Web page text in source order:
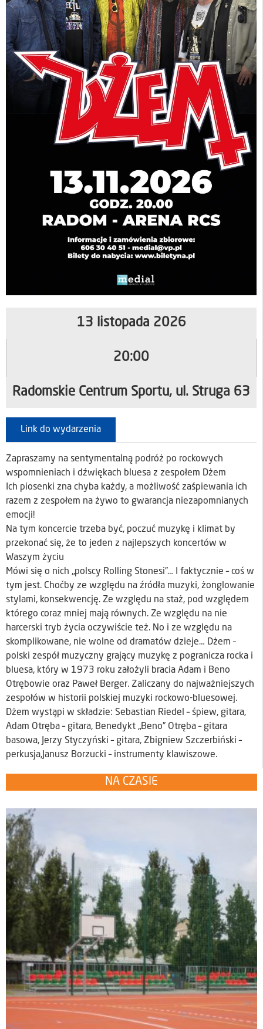
13 listopada 2026
20:00
Radomskie Centrum Sportu, ul. Struga 63
Link do wydarzenia
Zapraszamy na sentymentalną podróż po rockowych
wspomnieniach i dźwiękach bluesa z zespołem Dżem
Ich piosenki zna chyba każdy, a możliwość zaśpiewania ich
razem z zespołem na żywo to gwarancja niezapomnianych
emocji!
Na tym koncercie trzeba być, poczuć muzykę i klimat by
przekonać się, że to jeden z najlepszych koncertów w
Waszym życiu
Mówi się o nich „polscy Rolling Stonesi”… I faktycznie – coś w
tym jest. Choćby ze względu na źródła muzyki, żonglowanie
stylami, konsekwencję. Ze względu na staż, pod względem
którego coraz mniej mają równych. Ze względu na nie
harcerski tryb życia oczywiście też. No i ze względu na
skomplikowane, nie wolne od dramatów dzieje… Dżem –
polski zespół muzyczny grający muzykę z pogranicza rocka i
bluesa, który w 1973 roku założyli bracia Adam i Beno
Otrębowie oraz Paweł Berger. Zaliczany do najważniejszych
zespołów w historii polskiej muzyki rockowo-bluesowej.
Dżem wystąpi w składzie: Sebastian Riedel – śpiew, gitara,
Adam Otręba – gitara, Benedykt „Beno” Otręba – gitara
basowa, Jerzy Styczyński – gitara, Zbigniew Szczerbiński –
perkusja,Janusz Borzucki – instrumenty klawiszowe.
NA CZASIE